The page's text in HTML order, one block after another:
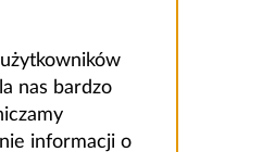
nas bardzo
informacji o